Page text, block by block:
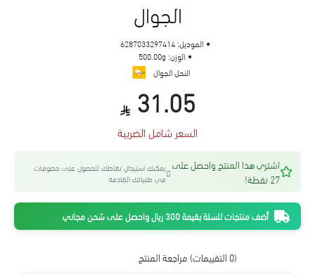
الجوال
(0 التقييمات) مراجعة المنتج
31.05
السعر شامل الضريبة
الموديل: 6287033297414
الوزن: 500.00g
النحل الجوال
اشتري هذا المنتج واحصل على
27 نقطة!
يمكنك استبدال نقاطك للحصول على خصومات
في طلباتك القادمة
أضف منتجات للسلة بقيمة 300 ريال واحصل على شحن مجاني